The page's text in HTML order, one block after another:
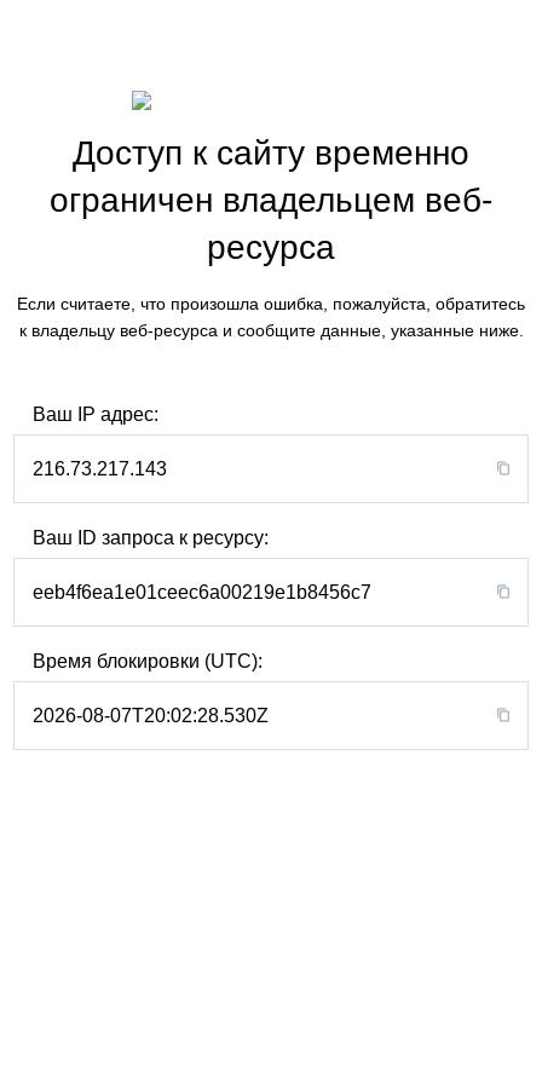
Доступ к сайту временно
ограничен владельцем веб-
ресурса
Если считаете, что произошла ошибка, пожалуйста, обратитесь
к владельцу веб-ресурса и сообщите данные, указанные ниже.
Ваш IP адрес:
216.73.217.143
Ваш ID запроса к ресурсу:
eeb4f6ea1e01ceec6a00219e1b8456c7
Время блокировки (UTC):
2026-08-07T20:02:28.530Z